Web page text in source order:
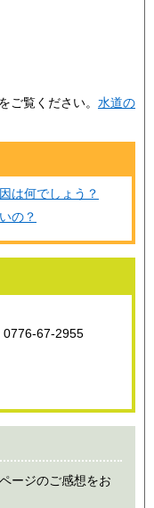
ご覧ください。 水道の
は何でしょう？
の？
0776-67-2955
ージのご感想をお